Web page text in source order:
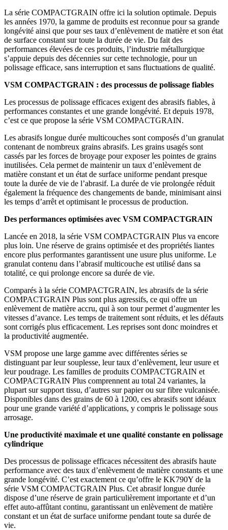
La série COMPACTGRAIN offre ici la solution optimale. Depuis
les années 1970, la gamme de produits est reconnue pour sa grande
longévité ainsi que pour ses taux d’enlèvement de matière et son état
de surface constant sur toute la durée de vie. Du fait des
performances élevées de ces produits, l’industrie métallurgique
s’appuie depuis des décennies sur cette technologie, pour un
polissage efficace, sans interruption et sans fluctuations de qualité.
VSM COMPACTGRAIN : des processus de polissage fiables
Les processus de polissage efficaces exigent des abrasifs fiables, à
performances constantes et une grande longévité. Et depuis 1978,
c’est ce que propose la série VSM COMPACTGRAIN.
Les abrasifs longue durée multicouches sont composés d’un granulat
contenant de nombreux grains abrasifs. Les grains usagés sont
cassés par les forces de broyage pour exposer les pointes de grains
inutilisées. Cela permet de maintenir un taux d’enlèvement de
matière constant et un état de surface uniforme pendant presque
toute la durée de vie de l’abrasif. La durée de vie prolongée réduit
également la fréquence des changements de bande, minimisant ainsi
les temps d’arrêt et optimisant le processus de production.
Des performances optimisées avec VSM COMPACTGRAIN
Lancée en 2018, la série VSM COMPACTGRAIN Plus va encore
plus loin. Une réserve de grains optimisée et des propriétés liantes
encore plus performantes garantissent une usure plus uniforme. Le
granulat contenu dans l’abrasif multicouche est utilisé dans sa
totalité, ce qui prolonge encore sa durée de vie.
Comparés à la série COMPACTGRAIN, les abrasifs de la série
COMPACTGRAIN Plus sont plus agressifs, ce qui offre un
enlèvement de matière accru, qui à son tour permet d’augmenter les
vitesses d’avance. Les temps de traitement sont réduits, et les défauts
sont corrigés plus efficacement. Les reprises sont donc moindres et
la productivité augmentée.
VSM propose une large gamme avec différentes séries se
distinguant par leur souplesse, leur taux d’enlèvement, leur usure et
leur poudrage. Les familles de produits COMPACTGRAIN et
COMPACTGRAIN Plus comprennent au total 24 variantes, la
plupart sur support tissu, d’autres sur papier ou sur fibre vulcanisée.
Disponibles dans des grains de 60 à 1200, ces abrasifs sont idéaux
pour une grande variété d’applications, y compris le polissage sous
arrosage.
Une productivité maximale et une qualité constante en polissage
cylindrique
Des processus de polissage efficaces nécessitent des abrasifs haute
performance avec des taux d’enlèvement de matière constants et une
grande longévité. C’est exactement ce qu’offre le KK790Y de la
série VSM COMPACTGRAIN Plus. Cet abrasif longue durée
dispose d’une réserve de grain particulièrement importante et d’un
effet auto-affûtant continu, garantissant un enlèvement de matière
constant et un état de surface uniforme pendant toute sa durée de
vie.